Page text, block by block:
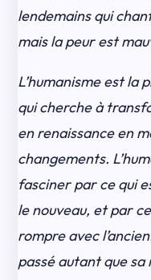
lendemains qui
mais la peur est
L’humanisme est la
qui cherche à
en renaissance en
changements.
fasciner par ce qui
le nouveau, et par
rompre avec
passé autant que